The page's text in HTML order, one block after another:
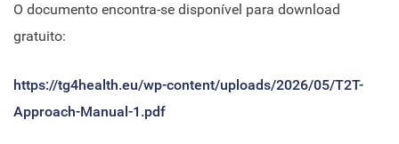
O documento encontra-se disponível para download
gratuito:
https://tg4health.eu/wp-content/uploads/2026/05/T2T-
Approach-Manual-1.pdf